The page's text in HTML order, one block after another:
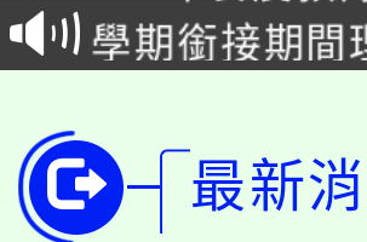
程
學期銜接期間
版
公告本校115
代理(課)教師
「2026金融
最新